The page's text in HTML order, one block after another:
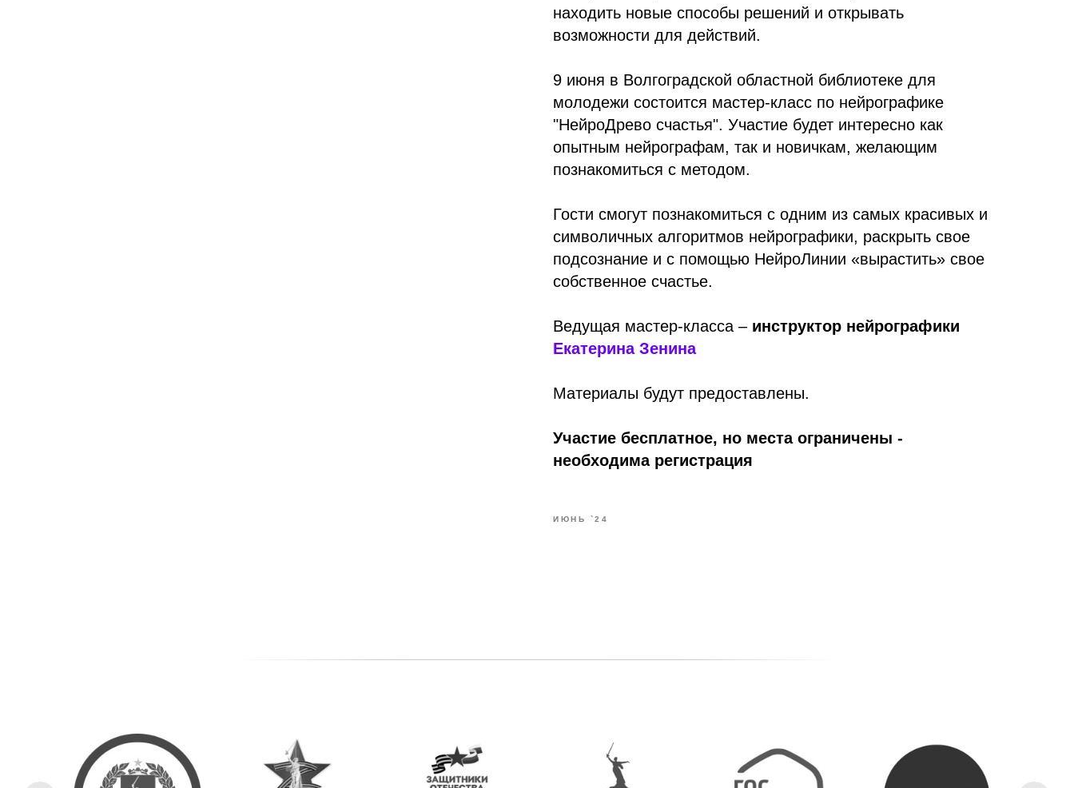
находить новые способы решений и открывать
возможности для действий.
9 июня в Волгоградской областной библиотеке для
молодежи состоится мастер-класс по нейрографике
"НейроДрево счастья". Участие будет интересно как
опытным нейрографам, так и новичкам, желающим
познакомиться с методом.
Гости смогут познакомиться с одним из самых красивых и
символичных алгоритмов нейрографики, раскрыть свое
подсознание и с помощью НейроЛинии «вырастить» свое
собственное счастье.
Ведущая мастер-класса – инструктор нейрографики
Екатерина Зенина
Материалы будут предоставлены.
Участие бесплатное, но места ограничены -
необходима регистрация
ИЮНЬ `24